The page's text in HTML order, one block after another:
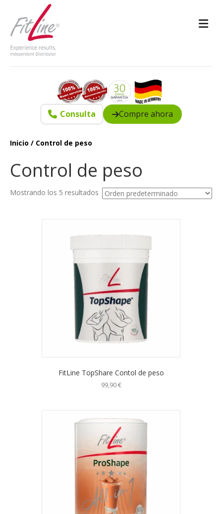
Consulta Compre ahora
Inicio / Control de peso
Control de peso
Mostrando los 5 resultados
FitLine TopShare Contol de peso
99,90€